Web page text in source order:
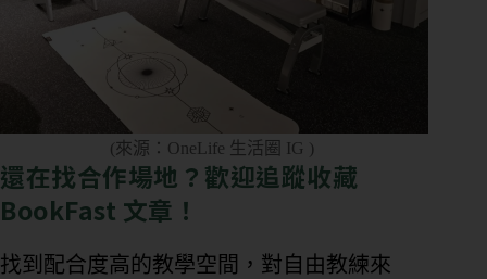
(來源：OneLife 生活圈 IG )
還在找合作場地？歡迎追蹤收藏
BookFast 文章！
找到配合度高的教學空間，對自由教練來